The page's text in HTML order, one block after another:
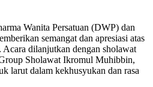
Wanita Persatuan (DWP) dan
semangat dan apresiasi atas
Acara dilanjutkan dengan sholawat
Sholawat Ikromul Muhibbin,
larut dalam kekhusyukan dan rasa